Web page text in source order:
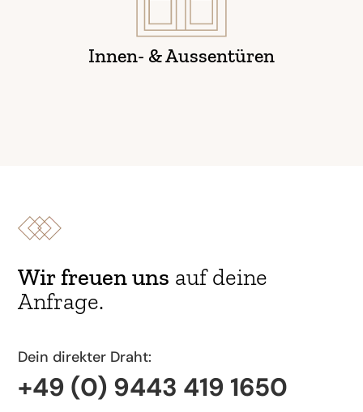
Innen- & Aussentüren
Wir freuen uns auf deine
Anfrage.
Dein direkter Draht:
+49 (0) 9443 419 1650